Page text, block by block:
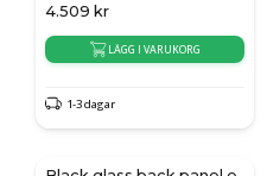
4.509 kr
LÄGG I VARUKORG
1-3 dagar